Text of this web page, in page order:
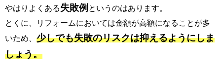
やはりよくある失敗例 というのはあります。
とくに、リフォームにおいては金額が高額になることが多
いため、 少しでも失敗のリスクは抑えるようにしま
しょう。